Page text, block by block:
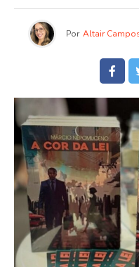
Por Altair